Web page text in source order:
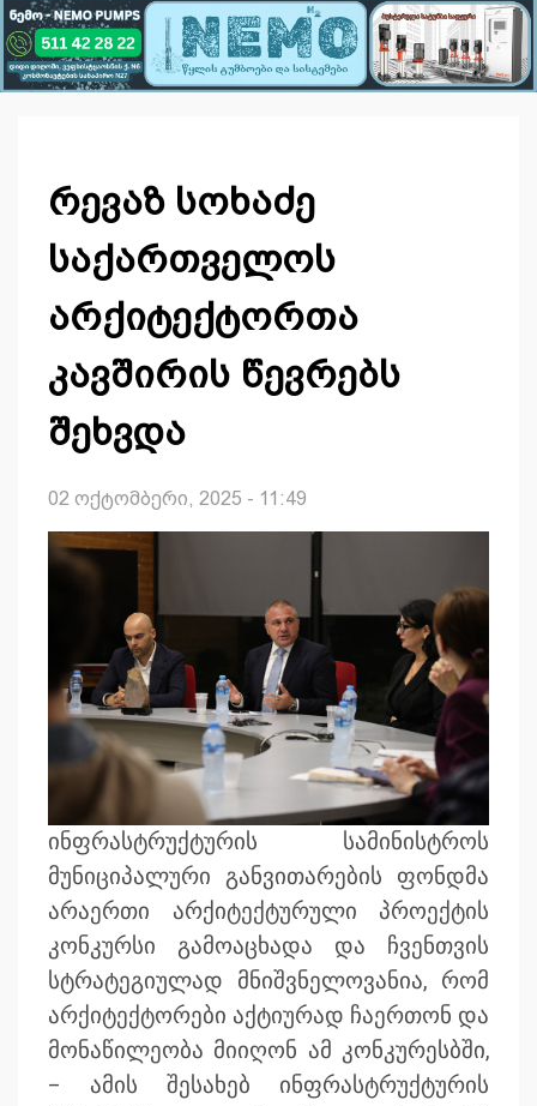
რევაზ სოხაძე
საქართველოს
არქიტექტორთა
კავშირის წევრებს
შეხვდა
02 ოქტომბერი, 2025 - 11:49
ინფრასტრუქტურის სამინისტროს
მუნიციპალური განვითარების ფონდმა
არაერთი არქიტექტურული პროექტის
კონკურსი გამოაცხადა და ჩვენთვის
სტრატეგიულად მნიშვნელოვანია, რომ
არქიტექტორები აქტიურად ჩაერთონ და
მონაწილეობა მიიღონ ამ კონკურესბში,
– ამის შესახებ ინფრასტრუქტურის